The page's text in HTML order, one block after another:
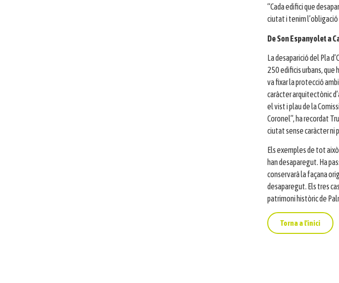
“Cada edifici que
ciutat i tenim l’obligació
De Son Espanyolet a
La desaparició del Pla
250 edificis urbans,
va fixar la protecció
caràcter arquitectònic
el vist i plau de la
Coronel”, ha recordat
ciutat sense caràcter ni
Els exemples de tot
han desaparegut. Ha
conservarà la façana
desaparegut. Els tres
patrimoni històric de
Torna a l'inici